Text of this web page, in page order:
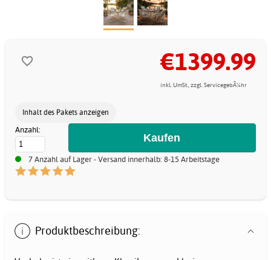
€1399.99
inkl. UmSt., zzgl. ServicegebÃ¼hr
Inhalt des Pakets anzeigen
Anzahl:
7 Anzahl auf Lager - Versand innerhalb: 8-15 Arbeitstage
Produktbeschreibung: